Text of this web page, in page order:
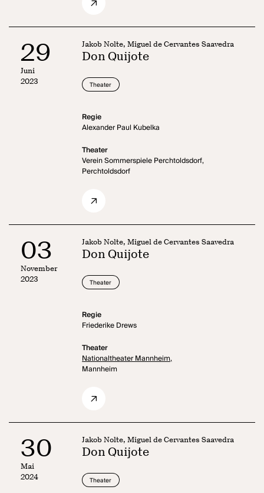
29
Juni
2023
Jakob Nolte, Miguel de Cervantes Saavedra
Don Quijote
Theater
Regie
Alexander Paul Kubelka
Theater
Verein Sommerspiele Perchtoldsdorf,
Perchtoldsdorf
03
November
2023
Jakob Nolte, Miguel de Cervantes Saavedra
Don Quijote
Theater
Regie
Friederike Drews
Theater
Nationaltheater Mannheim,
Mannheim
30
Mai
2024
Jakob Nolte, Miguel de Cervantes Saavedra
Don Quijote
Theater